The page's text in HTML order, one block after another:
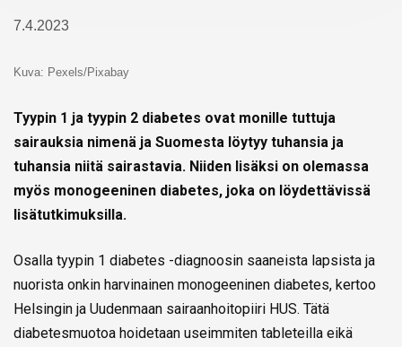
7.4.2023
Kuva: Pexels/Pixabay
Tyypin 1 ja tyypin 2 diabetes ovat monille tuttuja
sairauksia nimenä ja Suomesta löytyy tuhansia ja
tuhansia niitä sairastavia. Niiden lisäksi on olemassa
myös monogeeninen diabetes, joka on löydettävissä
lisätutkimuksilla.
Osalla tyypin 1 diabetes -diagnoosin saaneista lapsista ja
nuorista onkin harvinainen monogeeninen diabetes, kertoo
Helsingin ja Uudenmaan sairaanhoitopiiri HUS. Tätä
diabetesmuotoa hoidetaan useimmiten tableteilla eikä